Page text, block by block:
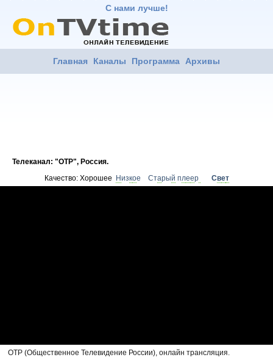
С нами лучше!
Главная Каналы Программа Архивы
Телеканал: "ОТР", Россия.
Качество: Хорошее Низкое Старый плеер Свет
ОТР (Общественное Телевидение России), онлайн трансляция.